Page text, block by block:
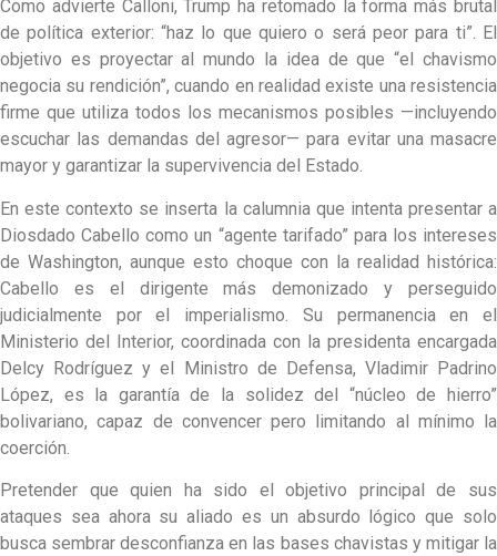
Como advierte Calloni, Trump ha retomado la forma más brutal
de política exterior: “haz lo que quiero o será peor para ti”. El
objetivo es proyectar al mundo la idea de que “el chavismo
negocia su rendición”, cuando en realidad existe una resistencia
firme que utiliza todos los mecanismos posibles —incluyendo
escuchar las demandas del agresor— para evitar una masacre
mayor y garantizar la supervivencia del Estado.
En este contexto se inserta la calumnia que intenta presentar a
Diosdado Cabello como un “agente tarifado” para los intereses
de Washington, aunque esto choque con la realidad histórica:
Cabello es el dirigente más demonizado y perseguido
judicialmente por el imperialismo. Su permanencia en el
Ministerio del Interior, coordinada con la presidenta encargada
Delcy Rodríguez y el Ministro de Defensa, Vladimir Padrino
López, es la garantía de la solidez del “núcleo de hierro”
bolivariano, capaz de convencer pero limitando al mínimo la
coerción.
Pretender que quien ha sido el objetivo principal de sus
ataques sea ahora su aliado es un absurdo lógico que solo
busca sembrar desconfianza en las bases chavistas y mitigar la